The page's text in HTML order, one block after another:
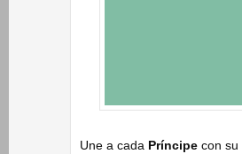
Une a cada Príncipe con su